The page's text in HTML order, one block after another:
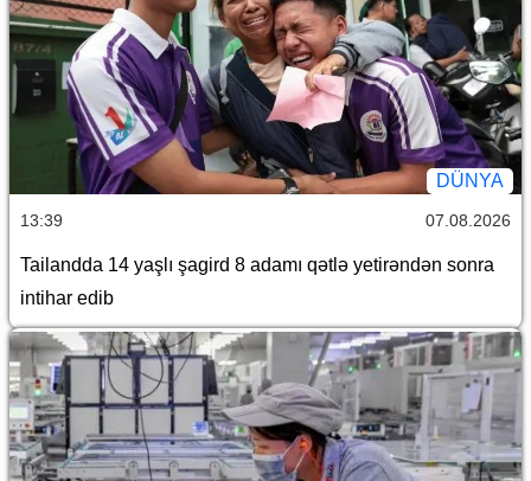
DÜNYA
13:39 07.08.2026
Tailandda 14 yaşlı şagird 8 adamı qətlə yetirəndən sonra
intihar edib